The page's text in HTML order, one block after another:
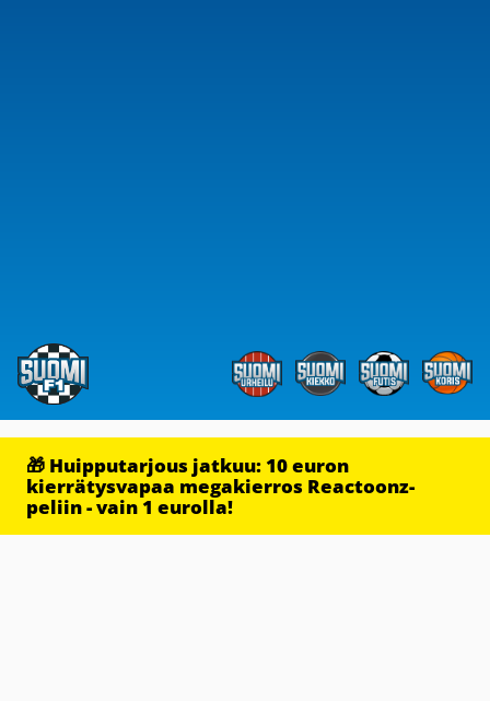
🎁 Huipputarjous jatkuu: 10 euron
kierrätysvapaa megakierros Reactoonz-
peliin - vain 1 eurolla!